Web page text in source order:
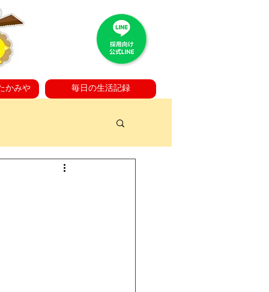
かみや 毎日の生活記録